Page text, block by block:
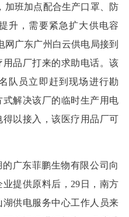
加班加点配合生产口罩、防
升，需要紧急扩大供电容
网广东广州白云供电局接到
品厂打来的求助电话。该
队员立即赶到现场进行勘
解决该厂的临时生产用电
以接入，该医疗用品厂可
广东菲鹏生物有限公司向
提供原料后，29日，南方
供电服务中心工作人员来